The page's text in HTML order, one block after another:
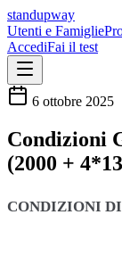
standupway
Utenti e Famiglie
AccediFai il test
6 ottobre 2025
Condizioni
(2000 +
CONDIZIONI DI